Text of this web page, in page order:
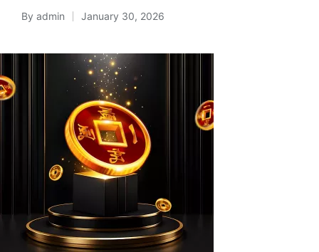
Posted
By admin January 30, 2026